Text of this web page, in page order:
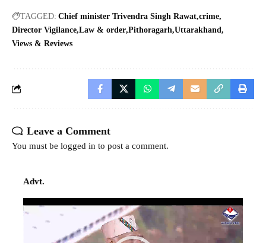
TAGGED: Chief minister Trivendra Singh Rawat crime
Director Vigilance Law & order Pithoragarh Uttarakhand
Views & Reviews
Leave a Comment
You must be logged in to post a comment.
Advt.
Video